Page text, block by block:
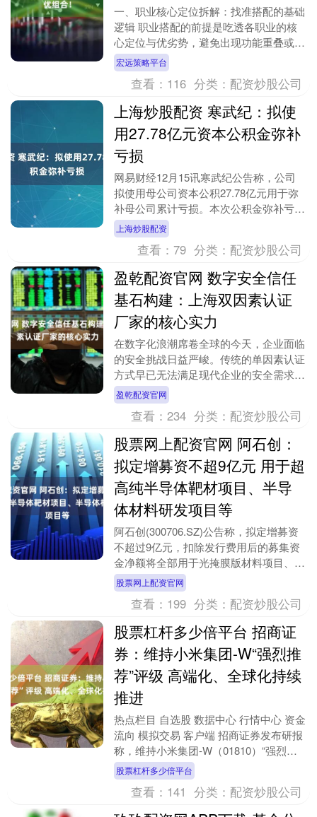
一、职业核心定位拆解：找准搭配的基础
逻辑 职业搭配的前提是吃透各职业的核
心定位与优劣势，避免出现功能重叠或短
板暴露的问题。三大职业的核心价值的定
位清晰，互补性极....
宏远策略平台
查看： 116 分类： 配资炒股公司
上海炒股配资 寒武纪：拟使
用27.78亿元资本公积金弥补
亏损
网易财经12月15讯寒武纪公告称，公司
拟使用母公司资本公积27.78亿元用于弥
补母公司累计亏损。本次公积金弥补亏损
以公司2024年末母公司未分配利润负数
弥补至零....
上海炒股配资
查看：79 分类： 配资炒股公司
盈乾配资官网 数字安全信任
基石构建：上海双因素认证
厂家的核心实力
在数字化浪潮席卷全球的今天，企业面临
的安全挑战日益严峻。传统的单因素认证
方式早已无法满足现代企业的安全需求，
而双因素认证作为数字身份验证的重要技
术手段，正成为企....
盈乾配资官网
查看：234 分类： 配资炒股公司
股票网上配资官网 阿石创：
拟定增募资不超9亿元 用于超
高纯半导体靶材项目、半导
体材料研发项目等
阿石创(300706.SZ)公告称，拟定增募资
不超过9亿元，扣除发行费用后的募集资
金净额将全部用于光掩膜版材料项目、超
高纯半导体靶材项目、半导体材料研发项
目、补....
股票网上配资官网
查看： 199 分类： 配资炒股公司
股票杠杆多少倍平台 招商证
券：维持小米集团-W“强烈推
荐”评级 高端化、全球化持续
推进
热点栏目 自选股 数据中心 行情中心 资金
流向 模拟交易 客户端 招商证券发布研报
称，维持小米集团-W（01810）“强烈推
荐”评级，其作为全球智能手机出货前
三....
股票杠杆多少倍平台
查看： 141 分类： 配资炒股公司